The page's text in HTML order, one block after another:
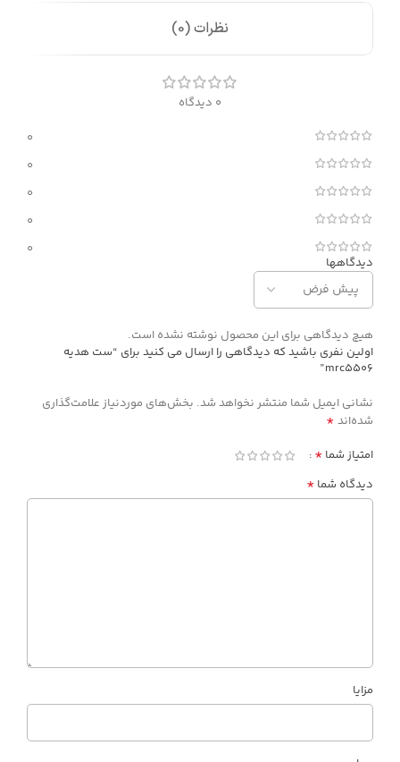
نظرات (0)
0 دیدگاه
0
0
0
0
0
دیدگاهها
هیچ دیدگاهی برای این محصول نوشته نشده است.
اولین نفری باشید که دیدگاهی را ارسال می کنید برای “ست هدیه
mrc5506”
نشانی ایمیل شما منتشر نخواهد شد. بخش‌های موردنیاز علامت‌گذاری
شده‌اند *
امتیاز شما *
دیدگاه شما *
مزایا